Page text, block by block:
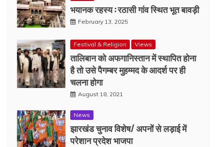
भयानक रहस्य : रठासी गांव स्थित भूत बावड़ी
February 13, 2025
Festival & Religion Views
तालिबान को अफगानिस्तान में स्थापित होना
है तो उसे पैगम्बर मुहम्मद के आदर्श पर ही
चलना होगा
August 18, 2021
News
झारखंड चुनाव विशेष/ अपनों से लड़ाई में
परेशान प्रदेश भाजपा